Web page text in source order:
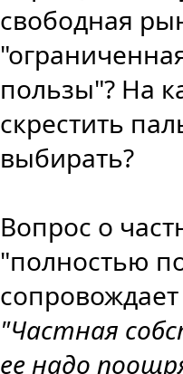
свободная
пользы"? На
скрестить
выбирать?
Вопрос о
"полностью
"Частная
ее надо